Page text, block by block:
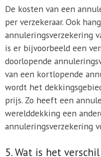
De kosten van een
per verzekeraar. Ook
annuleringsverzekering
is er bijvoorbeeld een
doorlopende
van een kortlopende
wordt het
prijs. Zo heeft een
werelddekking een
annuleringsverzekering
5. Wat is het